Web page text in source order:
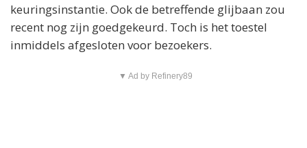
keuringsinstantie. Ook de betreffende glijbaan zou
recent nog zijn goedgekeurd. Toch is het toestel
inmiddels afgesloten voor bezoekers.
▼ Ad by Refinery89